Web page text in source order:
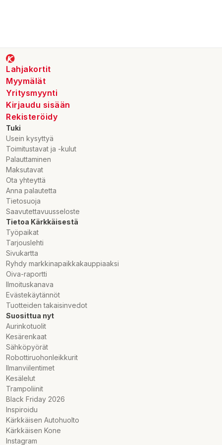
Lahjakortit
Myymälät
Yritysmyynti
Kirjaudu sisään
Rekisteröidy
Tuki
Usein kysyttyä
Toimitustavat ja -kulut
Palauttaminen
Maksutavat
Ota yhteyttä
Anna palautetta
Tietosuoja
Saavutettavuusseloste
Tietoa Kärkkäisestä
Työpaikat
Tarjouslehti
Sivukartta
Ryhdy markkinapaikkakauppiaaksi
Oiva-raportti
Ilmoituskanava
Evästekäytännöt
Tuotteiden takaisinvedot
Suosittua nyt
Aurinkotuolit
Kesärenkaat
Sähköpyörät
Robottiruohonleikkurit
Ilmanviilentimet
Kesälelut
Trampoliinit
Black Friday 2026
Inspiroidu
Kärkkäisen Autohuolto
Kärkkäisen Kone
Instagram